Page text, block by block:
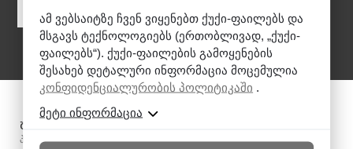
ᲨᲝᲣᲠᲣᲛᲘ ᲩᲝᲓᲝᲕᲘ
პარკ 6-ში, 148 00
ამ ვებსაიტზე ჩვენ ვიყენებთ ქუქი-ფაილებს და
მსგავს ტექნოლოგიებს (ერთობლივად, „ქუქი-
ფაილებს“). ქუქი-ფაილების გამოყენების
შესახებ დეტალური ინფორმაცია მოცემულია
კონფიდენციალურობის პოლიტიკაში .
მეტი ინფორმაცია